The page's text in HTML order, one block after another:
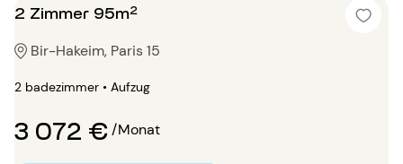
2 Zimmer 95m²
Bir-Hakeim, Paris 15
2 badezimmer • Aufzug
3 072 €/Monat